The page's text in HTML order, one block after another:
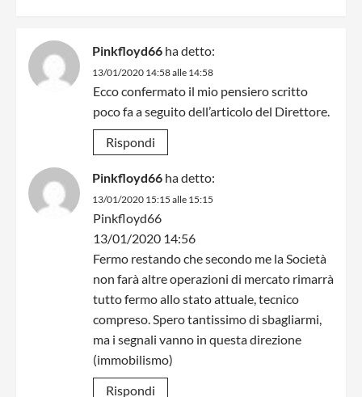
Pinkfloyd66 ha detto:
13/01/2020 14:58 alle 14:58
Ecco confermato il mio pensiero scritto
poco fa a seguito dell’articolo del Direttore.
Rispondi
Pinkfloyd66 ha detto:
13/01/2020 15:15 alle 15:15
Pinkfloyd66
13/01/2020 14:56
Fermo restando che secondo me la Società
non farà altre operazioni di mercato rimarrà
tutto fermo allo stato attuale, tecnico
compreso. Spero tantissimo di sbagliarmi,
ma i segnali vanno in questa direzione
(immobilismo)
Rispondi